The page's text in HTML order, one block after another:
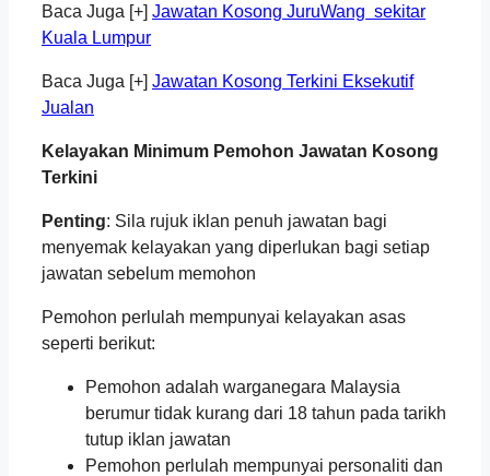
Baca Juga [+] Jawatan Kosong JuruWang sekitar
Kuala Lumpur
Baca Juga [+] Jawatan Kosong Terkini Eksekutif
Jualan
Kelayakan Minimum Pemohon Jawatan Kosong
Terkini
Penting: Sila rujuk iklan penuh jawatan bagi
menyemak kelayakan yang diperlukan bagi setiap
jawatan sebelum memohon
Pemohon perlulah mempunyai kelayakan asas
seperti berikut:
Pemohon adalah warganegara Malaysia
berumur tidak kurang dari 18 tahun pada tarikh
tutup iklan jawatan
Pemohon perlulah mempunyai personaliti dan